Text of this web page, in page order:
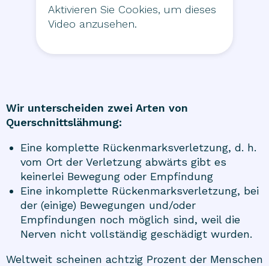
Aktivieren Sie Cookies, um dieses
Video anzusehen.
Wir unterscheiden zwei Arten von
Querschnittslähmung:
Eine komplette Rückenmarksverletzung, d. h.
vom Ort der Verletzung abwärts gibt es
keinerlei Bewegung oder Empfindung
Eine inkomplette Rückenmarksverletzung, bei
der (einige) Bewegungen und/oder
Empfindungen noch möglich sind, weil die
Nerven nicht vollständig geschädigt wurden.
Weltweit scheinen achtzig Prozent der Menschen